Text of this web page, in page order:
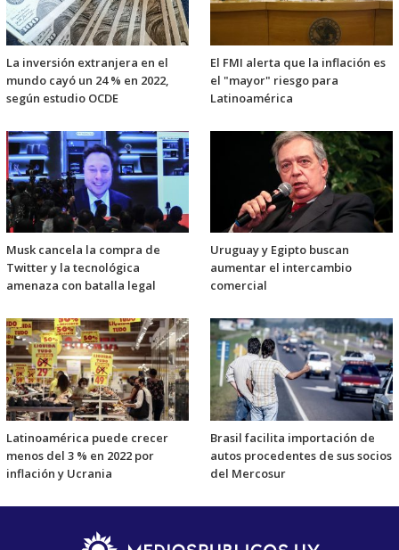
La inversión extranjera en el
mundo cayó un 24 % en 2022,
según estudio OCDE
El FMI alerta que la inflación es
el "mayor" riesgo para
Latinoamérica
Musk cancela la compra de
Twitter y la tecnológica
amenaza con batalla legal
Uruguay y Egipto buscan
aumentar el intercambio
comercial
Latinoamérica puede crecer
menos del 3 % en 2022 por
inflación y Ucrania
Brasil facilita importación de
autos procedentes de sus socios
del Mercosur